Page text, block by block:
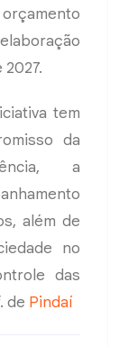
tem
da
a
além de
no
das
de Pindaí